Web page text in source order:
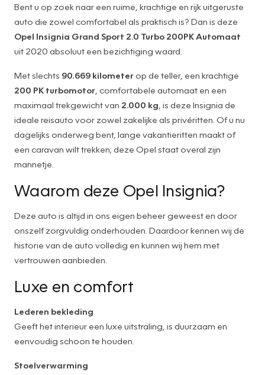
Bent u op zoek naar een ruime, krachtige en rijk uitgeruste
auto die zowel comfortabel als praktisch is? Dan is deze
Opel Insignia Grand Sport 2.0 Turbo 200PK Automaat
uit 2020 absoluut een bezichtiging waard.
Met slechts 90.669 kilometerop de teller, een krachtige
200 PK turbomotor , comfortabele automaat en een
maximaal trekgewicht van 2.000 kg , is deze Insignia de
ideale reisauto voor zowel zakelijke als privéritten. Of u nu
dagelijks onderweg bent, lange vakantieritten maakt of
een caravan wilt trekken; deze Opel staat overal zijn
mannetje.
Waarom deze Opel Insignia?
Deze auto is altijd in ons eigen beheer geweest en door
onszelf zorgvuldig onderhouden. Daardoor kennen wij de
historie van de auto volledig en kunnen wij hem met
vertrouwen aanbieden.
Luxe en comfort
Lederen bekleding
Geeft het interieur een luxe uitstraling, is duurzaam en
eenvoudig schoon te houden.
Stoelverwarming